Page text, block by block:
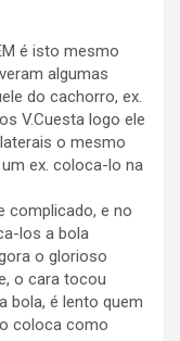
é isto mesmo
algumas
do cachorro, ex.
V.Cuesta logo ele
o mesmo
ex. coloca-lo na
complicado, e no
los a bola
o glorioso
o cara tocou
bola, é lento quem
coloca como